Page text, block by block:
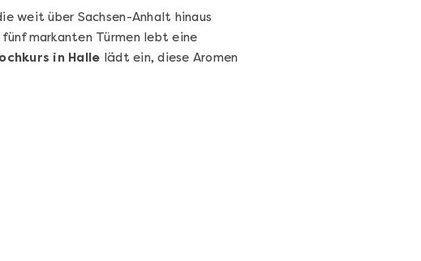
weit über Sachsen-Anhalt hinaus
markanten Türmen lebt eine
in Halle lädt ein, diese Aromen